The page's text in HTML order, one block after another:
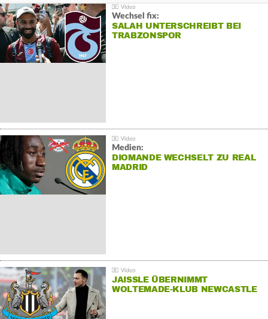
Wechsel fix:
SALAH UNTERSCHREIBT BEI
TRABZONSPOR
Medien:
DIOMANDE WECHSELT ZU REAL
MADRID
JAISSLE ÜBERNIMMT
WOLTEMADE-KLUB NEWCASTLE